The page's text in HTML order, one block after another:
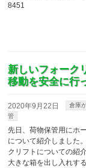
8451
新しいフォーク
移動を安全に行
2020年9月22日 倉庫
管
先日、荷物保管用にホ
について紹介しました
クリフトについての紹
大きな箱を出し入れす